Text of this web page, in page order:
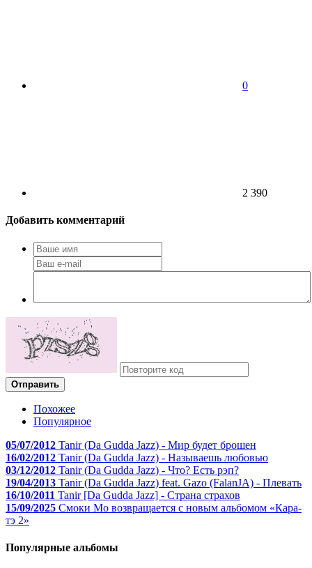
0
2 390
Добавить комментарий
Отправить
Похожее
Популярное
05/07/2012 Tanir (Da Gudda Jazz) - Мир будет брошен
16/02/2012 Tanir (Da Gudda Jazz) - Называешь любовью
03/12/2012 Tanir (Da Gudda Jazz) - Что? Есть рэп?
19/04/2013 Tanir (Da Gudda Jazz) fеаt. Gazo (FalanJA) - Плевать
16/10/2011 Tanir [Da Gudda Jazz] - Страна страхов
15/09/2025 Смоки Мо возвращается с новым альбомом «Кара-
тэ 2»
Популярные альбомы